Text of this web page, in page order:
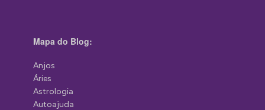
Mapa do Blog:
Anjos
Áries
Astrologia
Autoajuda